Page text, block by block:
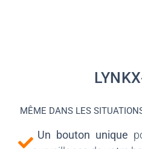
MÊME DANS LES
Un bouton unique